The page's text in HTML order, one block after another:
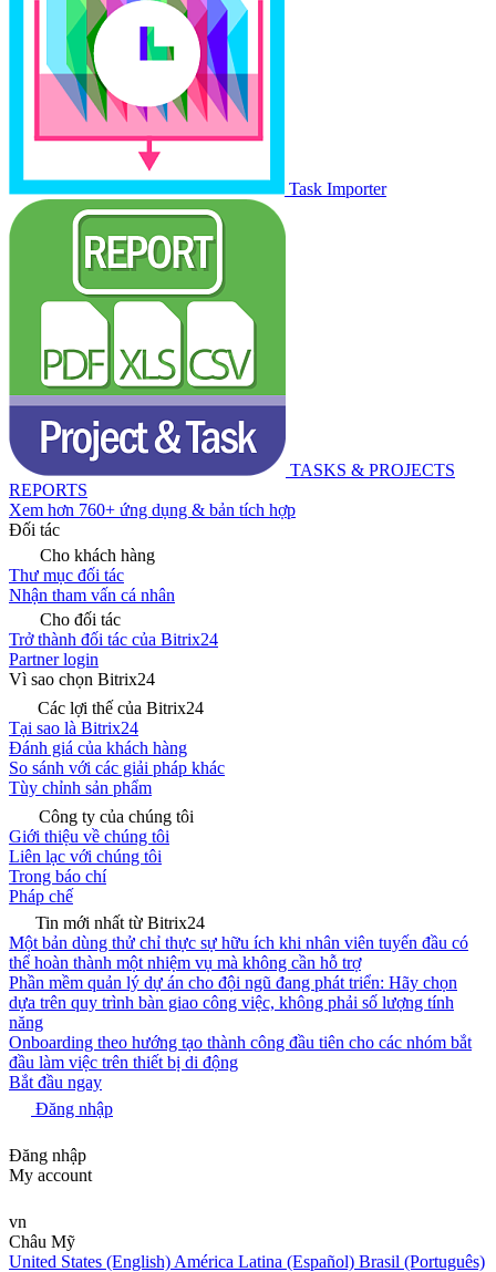
Task Importer
TASKS & PROJECTS
REPORTS
Xem hơn 760+ ứng dụng & bản tích hợp
Đối tác
Cho khách hàng
Thư mục đối tác
Nhận tham vấn cá nhân
Cho đối tác
Trở thành đối tác của Bitrix24
Partner login
Vì sao chọn Bitrix24
Các lợi thế của Bitrix24
Tại sao là Bitrix24
Đánh giá của khách hàng
So sánh với các giải pháp khác
Tùy chỉnh sản phẩm
Công ty của chúng tôi
Giới thiệu về chúng tôi
Liên lạc với chúng tôi
Trong báo chí
Pháp chế
Tin mới nhất từ Bitrix24
Một bản dùng thử chỉ thực sự hữu ích khi nhân viên tuyến đầu có
thể hoàn thành một nhiệm vụ mà không cần hỗ trợ
Phần mềm quản lý dự án cho đội ngũ đang phát triển: Hãy chọn
dựa trên quy trình bàn giao công việc, không phải số lượng tính
năng
Onboarding theo hướng tạo thành công đầu tiên cho các nhóm bắt
đầu làm việc trên thiết bị di động
Bắt đầu ngay
Đăng nhập
Đăng nhập
My account
vn
Châu Mỹ
United States (English) América Latina (Español) Brasil (Português)